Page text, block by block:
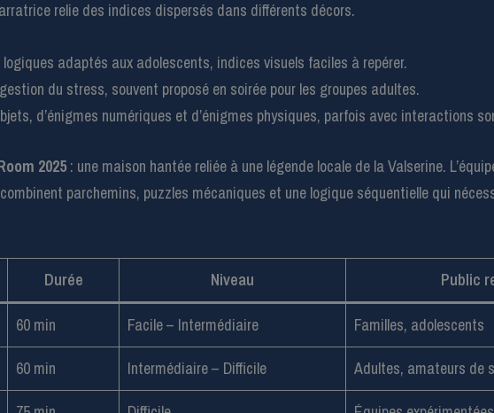
relie des indices dispersés dans différents décors.
adaptés aux adolescents, indices visuels faciles à repérer.
du stress, souvent proposé en soirée pour les groupes adultes.
d’énigmes numériques et d’énigmes physiques, parfois avec interactions
2025 : une maison hantée reliée à une légende locale de la Valserine.
parchemins, puzzles mécaniques et une logique séquentielle qui
Durée Niveau Public
60 min Facile – Intermédiaire
Familles, adolescents
60 min Intermédiaire – Difficile
Adultes, amateurs de